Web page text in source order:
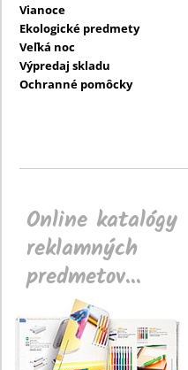
Vianoce
Ekologické predmety
Veľká noc
Výpredaj skladu
Ochranné pomôcky
Online katalógy
reklamných
predmetov...